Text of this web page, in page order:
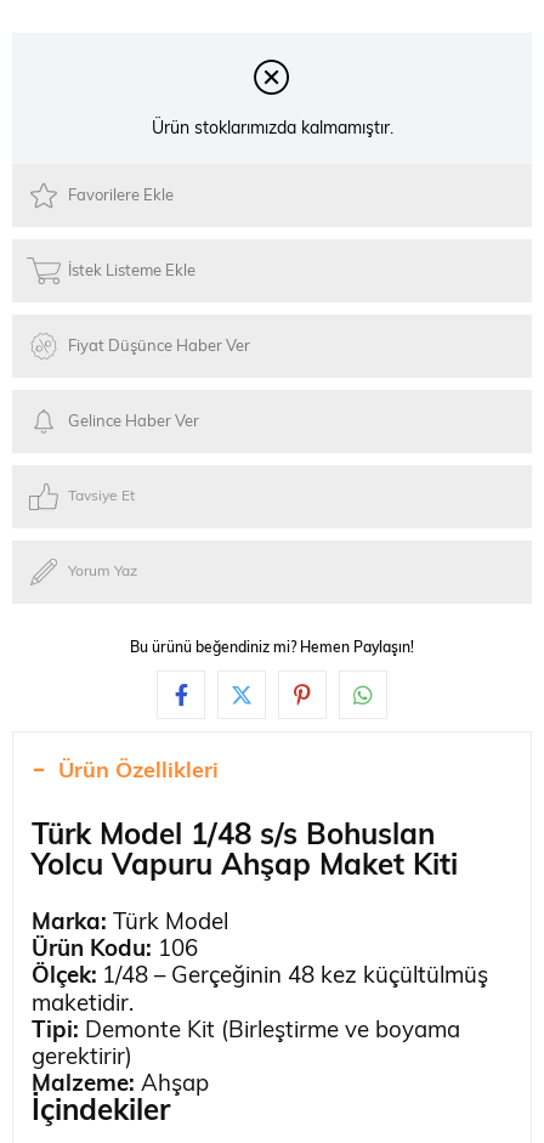
Ürün stoklarımızda kalmamıştır.
Favorilere Ekle
İstek Listeme Ekle
Fiyat Düşünce Haber Ver
Gelince Haber Ver
Tavsiye Et
Yorum Yaz
Bu ürünü beğendiniz mi? Hemen Paylaşın!
Ürün Özellikleri
Türk Model 1/48 s/s Bohuslan
Yolcu Vapuru Ahşap Maket Kiti
Marka: Türk Model
Ürün Kodu: 106
Ölçek: 1/48 – Gerçeğinin 48 kez küçültülmüş
maketidir.
Tipi: Demonte Kit (Birleştirme ve boyama
gerektirir)
Malzeme: Ahşap
İçindekiler